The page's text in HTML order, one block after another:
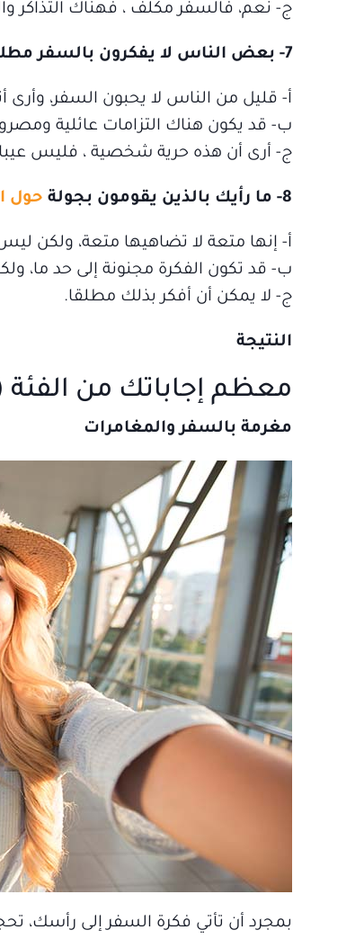
ج- نعم، فالسفر مكلف ، فهناك التذاكر
7- بعض الناس لا يفكرون بالسفر مطلقا، فهل هذا جيد؟
أ‌- قليل من الناس لا يحبون السفر،
ب‌- قد يكون هناك التزامات عائلية
ج- أرى أن هذه حرية شخصية ، فليس عيبا
8- ما رأيك بالذين يقومون بجولة حول
أ‌- إنها متعة لا تضاهيها متعة، ولكن
ب‌- قد تكون الفكرة مجنونة إلى حد ما،
ج- لا يمكن أن أفكر بذلك مطلقا.
النتيجة
معظم إجاباتك من الفئة
مغرمة بالسفر والمغامرات
بمجرد أن تأتي فكرة السفر إلى رأسك،